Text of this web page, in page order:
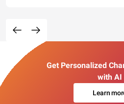
Get Personalized
with AI
Learn